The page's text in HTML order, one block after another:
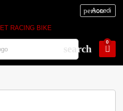
search
person
Accedi
0